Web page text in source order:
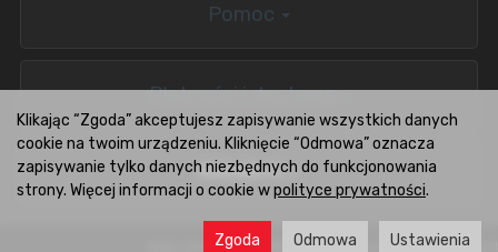
Pomoc
Płatności i dostawa
BOXCARS.PL
sklep internetowy Wsparcie i rozwój:CONVERTIS.pl
Klikając “Zgoda” akceptujesz zapisywanie wszystkich danych
cookie na twoim urządzeniu. Kliknięcie “Odmowa” oznacza
zapisywanie tylko danych niezbędnych do funkcjonowania
strony. Więcej informacji o cookie wpolityce prywatności.
Ustawienia
Odmowa
Zgoda